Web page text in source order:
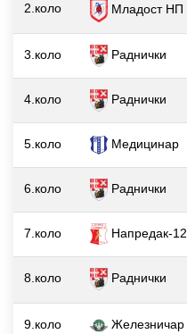
2.коло Младост НП
3.коло Раднички
4.коло Раднички
5.коло Медицинар
6.коло Раднички
7.коло Напредак-12
8.коло Раднички
9.коло Железничар